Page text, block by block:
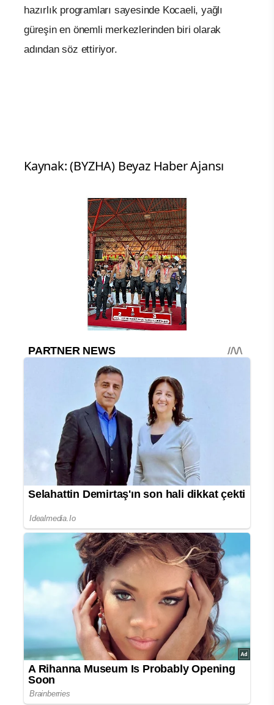
hazırlık programları sayesinde Kocaeli, yağlı
güreşin en önemli merkezlerinden biri olarak
adından söz ettiriyor.
Kaynak: (BYZHA) Beyaz Haber Ajansı